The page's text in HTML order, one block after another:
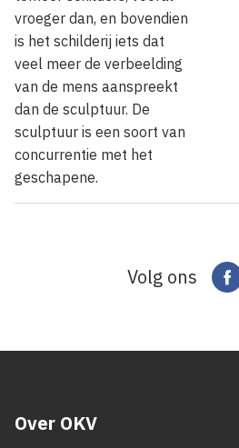
vroeger dan, en bovendien
is het schilderij iets dat
veel meer de verbeelding
van de mens aanspreekt
dan de sculptuur. De
sculptuur is een soort van
concurrentie met het
geschapene.
Volg ons
Over OKV